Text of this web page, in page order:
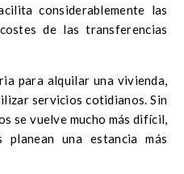
considerablemente las
de las transferencias
para alquilar una vivienda,
servicios cotidianos. Sin
se vuelve mucho más difícil,
planean una estancia más